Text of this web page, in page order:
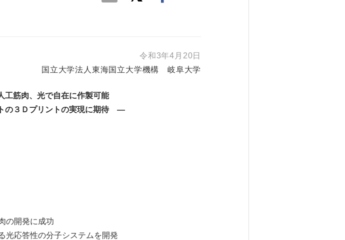
令和3年4月20日
国立大学法人東海国立大学機構 岐阜大学
工筋肉、光で自在に作製可能
の３Ｄプリントの実現に期待 ―
の開発に成功
光応答性の分子システムを開発